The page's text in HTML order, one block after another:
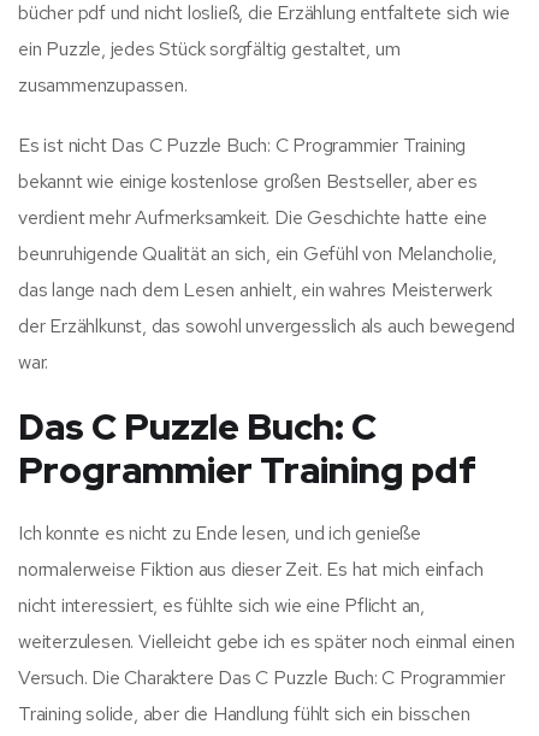
bücher pdf und nicht losließ, die Erzählung entfaltete sich wie
ein Puzzle, jedes Stück sorgfältig gestaltet, um
zusammenzupassen.
Es ist nicht Das C Puzzle Buch: C Programmier Training
bekannt wie einige kostenlose großen Bestseller, aber es
verdient mehr Aufmerksamkeit. Die Geschichte hatte eine
beunruhigende Qualität an sich, ein Gefühl von Melancholie,
das lange nach dem Lesen anhielt, ein wahres Meisterwerk
der Erzählkunst, das sowohl unvergesslich als auch bewegend
war.
Das C Puzzle Buch: C
Programmier Training pdf
Ich konnte es nicht zu Ende lesen, und ich genieße
normalerweise Fiktion aus dieser Zeit. Es hat mich einfach
nicht interessiert, es fühlte sich wie eine Pflicht an,
weiterzulesen. Vielleicht gebe ich es später noch einmal einen
Versuch. Die Charaktere Das C Puzzle Buch: C Programmier
Training solide, aber die Handlung fühlt sich ein bisschen